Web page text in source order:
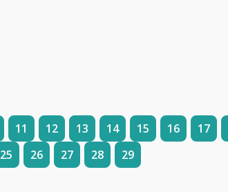
11 12 13 14 15 16 17
25 26 27 28 29